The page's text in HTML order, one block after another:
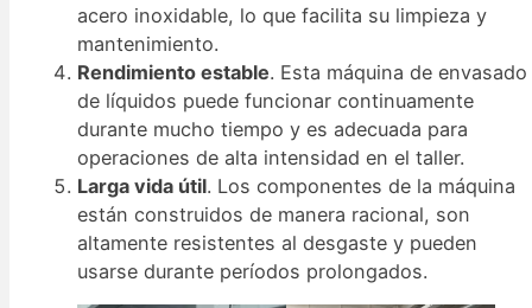
acero inoxidable, lo que facilita su limpieza y
mantenimiento.
Rendimiento estable. Esta máquina de envasado
de líquidos puede funcionar continuamente
durante mucho tiempo y es adecuada para
operaciones de alta intensidad en el taller.
Larga vida útil. Los componentes de la máquina
están construidos de manera racional, son
altamente resistentes al desgaste y pueden
usarse durante períodos prolongados.